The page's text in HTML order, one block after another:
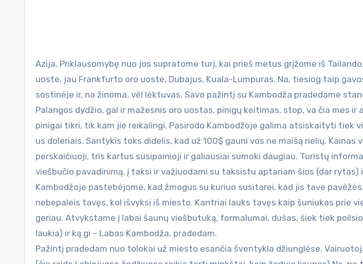
Azija. Priklausomybę nuo jos supratome turį, kai prieš metus grįžome iš Tailando. Ir štai mes vėl Vilniaus oro
uoste, jau Frankfurto oro uoste, Dubajus, Kuala-Lumpuras. Na, tiesiog taip
sostinėje ir, na žinoma, vėl lėktuvas. Savo pažintį su Kambodža pradedame
Palangos dydžio, gal ir mažesnis oro uostas, pinigų keitimas, stop, va čia mes ir
pinigai tikri, tik kam jie reikalingi. Pasirodo Kambodžoje galima atsiskaityti tiek
us doleriais. Santykis toks didelis, kad už 100$ gauni vos ne maišą rielių. Kainas
perskaičiuoji, tris kartus susipainioji ir galiausiai sumoki daugiau. Turistų
viešbučio pavadinimą, į taksi ir važiuodami su taksistu aptariam šios (dar rytas)
Kambodžoje pastebėjome, kad žmogus su kuriuo susitarei, kad jis tave
nebepaleis tavęs, kol išvyksi iš miesto. Kantriai lauks tavęs kaip šuniukas prie
geriau. Atvykstame į labai šaunų viešbutuką, formalumai, dušas, šiek tiek
laukia) ir ką gi – Labas Kambodža, pradedam.
Pažintį pradedam nuo tolokai už miesto esančia šventykla džiunglėse.